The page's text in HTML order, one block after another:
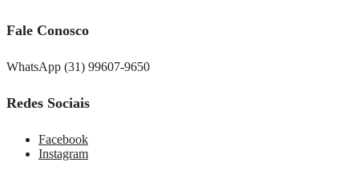
Fale Conosco
WhatsApp (31) 99607-9650
Redes Sociais
Facebook
Instagram